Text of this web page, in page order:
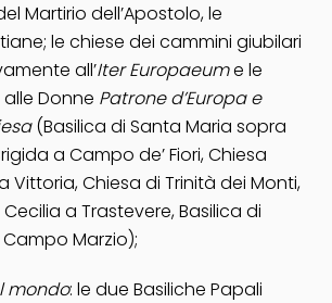
Martirio dell’Apostolo, le
le chiese dei cammini giubilari
all’Iter Europaeume le
Donne Patrone d’Europa e
(Basilica di Santa Maria sopra
a Campo de’ Fiori, Chiesa
Vittoria, Chiesa di Trinità dei Monti,
a Trastevere, Basilica di
Marzio);
mondo: le due Basiliche Papali